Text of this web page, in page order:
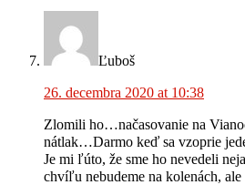
Ľuboš
26. decembra 2020 at 10:38
Zlomili ho…načasovanie na
nátlak…Darmo keď sa vzoprie
Je mi ľúto, že sme ho nevedeli
chvíľu nebudeme na kolenách,